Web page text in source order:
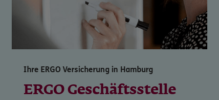
Ihre ERGO Versicherung in Hamburg
ERGO Geschäftsstelle